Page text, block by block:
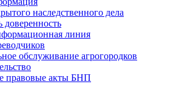
наследственного дела
доверенность
линия
обслуживание агрогородков
правовые акты БНП